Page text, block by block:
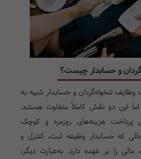
و حسابدار چیست؟
تنخواه‌گردان و حسابدار شبیه به
این دو نقش کاملاً متفاوت هستند.
پرداخت هزینه‌های روزمره و کوچک
که حسابدار وظیفه ثبت، کنترل و
مالی را بر عهده دارد. به‌عبارت دیگر،